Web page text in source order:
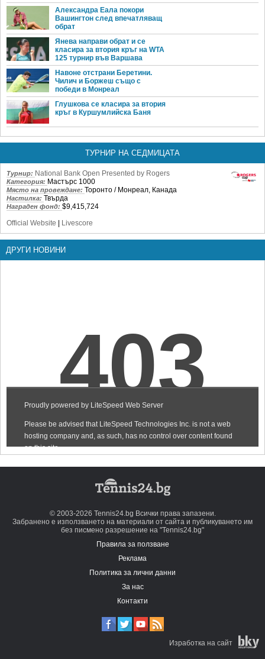
Александра Еала покори
Вашингтон след впечатляващ
обрат
Янева направи обрат и се
класира за втория кръг на WTA
125 турнир във Варшава
Навоне отстрани Беретини.
Чилич и Боржеш също с
победи в Монреал
Глушкова се класира за втория
кръг в Куршумлийска Баня
ТУРНИР НА СЕДМИЦАТА
Турнир: National Bank Open Presented by Rogers
Категория: Мастърс 1000
Място на провеждане: Торонто / Монреал, Канада
Настилка: Твърда
Награден фонд: $9,415,724
Official Website
Livescore
ДРУГИ НОВИНИ
© 2003-2026 Tennis24.bg Всички права запазени.
Забранено е използването на материали от сайта и публикуването им
без писмено разрешение на "Tennis24.bg"
Правила за ползване
Реклама
Политика за лични данни
За нас
Контакти
Изработка на сайт